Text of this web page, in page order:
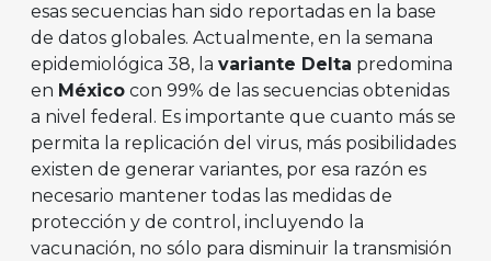
esas secuencias han sido reportadas en la base
de datos globales. Actualmente, en la semana
epidemiológica 38, la variante Delta predomina
en México con 99% de las secuencias obtenidas
a nivel federal. Es importante que cuanto más se
permita la replicación del virus, más posibilidades
existen de generar variantes, por esa razón es
necesario mantener todas las medidas de
protección y de control, incluyendo la
vacunación, no sólo para disminuir la transmisión